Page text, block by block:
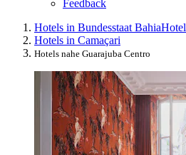
Feedback
Hotels in Bundesstaat Bahia
Hotels in Camaçari
Hotels nahe Guarajuba Centro